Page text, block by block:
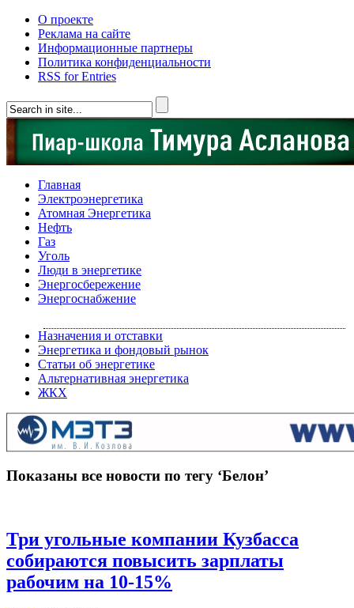
О проекте
Реклама на сайте
Информационные партнеры
Политика конфиденциальности
RSS for Entries
Главная
Электроэнергетика
Атомная Энергетика
Нефть
Газ
Уголь
Люди в энергетике
Энергосбережение
Энергоснабжение
Назначения и отставки
Энергетика и фондовый рынок
Статьи об энергетике
Альтернативная энергетика
ЖКХ
Показаны все новости по тегу ‘Белон’
Три угольные компании Кузбасса
собираются повысить зарплаты
рабочим на 10-15%